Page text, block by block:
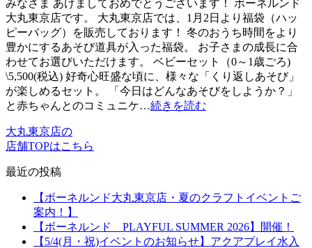
みなさま あけましておめでとうございます！ ボーネルンド
大丸東京店です。 大丸東京店では、1月2日より福袋（ハッ
ピーバッグ）を販売しております！ 冬のおうち時間をより
豊かにするあそび道具が入った福袋。 お子さまの成長に合
わせてお選びいただけます。 ベビーセット（0～1歳ごろ)
\5,500(税込) 好奇心旺盛な頃に、様々な「くり返しあそび」
が楽しめるセット。 「今日はどんなあそびをしようか？」
と赤ちゃんとのコミュニケ…続きを読む
大丸東京店の
店舗TOPはこちら
最近の投稿
【ボーネルンド大丸東京店・夏のクラフトイベントご
案内！】
【ボーネルンド PLAYFUL SUMMER 2026】開催！
【5/4(月・祝)イベントのお知らせ】アクアプレイ水入